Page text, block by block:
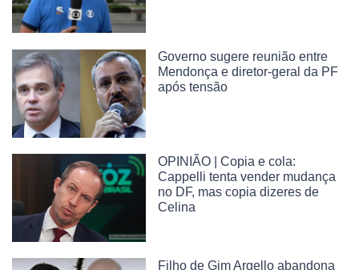
Governo sugere reunião entre
Mendonça e diretor-geral da PF
após tensão
OPINIÃO | Copia e cola:
Cappelli tenta vender mudança
no DF, mas copia dizeres de
Celina
Filho de Gim Argello abandona